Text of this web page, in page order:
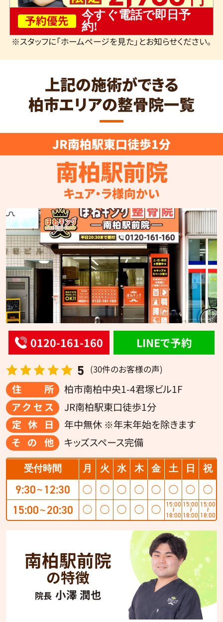
予約優先
今すぐ電話で即日予
約!
※スタッフに「ホームページを見た」とお知らせください。
上記の施術ができる
柏市エリアの整骨院一覧
JR南柏駅東口徒歩1分
南柏駅前院
キュア・ラ様向かい
5 (30件のお客様の声)
住所
柏市南柏中央1-4君塚ビル1F
アクセス
JR南柏駅東口徒歩1分
定休日
年中無休 ※年末年始を除きます
その他
キッズスペース完備
0120-161-160 LINEで予約
受付時間 月 火 水 木 金 土 日 祝
9:30 〜 12:30 ◯ ◯ ◯ ◯ ◯ ◯ ◯ ◯
15:00 〜 20:30 ◯ ◯ ◯ ◯ ◯ 15:00
〜
18:00
15:00
〜
18:00
15:00
〜
18:00
南柏駅前院
の特徴
院長 小澤 潤也